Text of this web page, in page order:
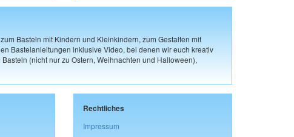
Basteln mit Kindern und Kleinkindern, zum Gestalten mit
Bastelanleitungen inklusive Video, bei denen wir euch kreativ
(nicht nur zu Ostern, Weihnachten und Halloween),
Rechtliches
Impressum